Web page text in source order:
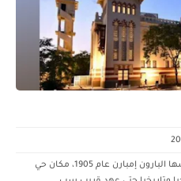
مدينة غرناطة مدينة غرناطة أسسها البارون إمبارن عام 1905، مكان حي